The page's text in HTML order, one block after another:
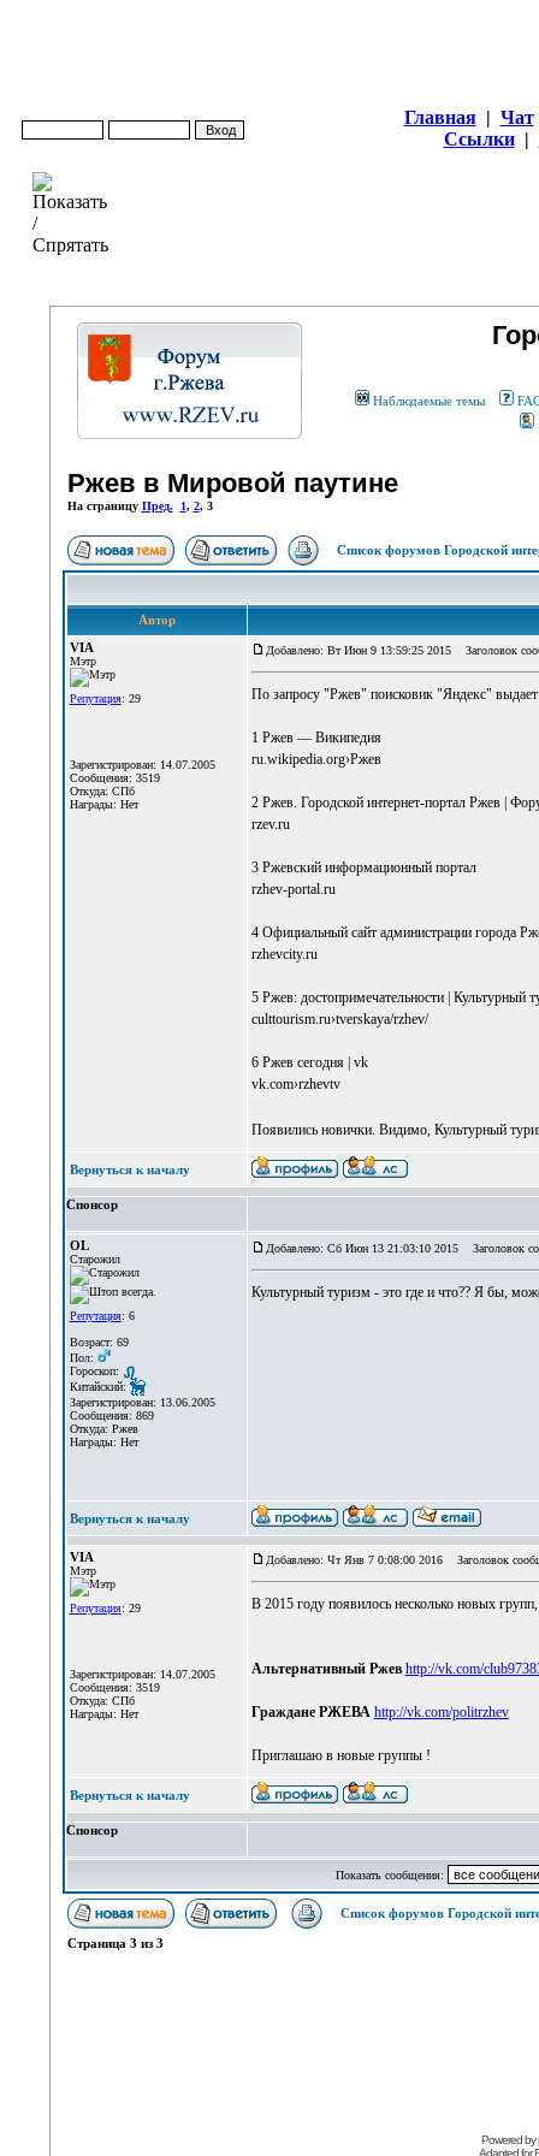
Главная | Чат
Ссылки |
Наблюдаемые темы
Ржев в Мировой паутине
На страницу Пред. 1, 2, 3
Список форумов Городской
Автор
VIA
Мэтр
Репутация: 29
Зарегистрирован: 14.07.2005
Сообщения: 3519
Откуда: СПб
Награды: Нет
Добавлено: Вт Июн 9 13:59:25 2015 Заголовок
По запросу "Ржев" поисковик "Яндекс" выдает
1 Ржев — Википедия
ru.wikipedia.org›Ржев
2 Ржев. Городской интернет-портал Ржев |
rzev.ru
3 Ржевский информационный портал
rzhev-portal.ru
4 Официальный сайт администрации города
rzhevcity.ru
5 Ржев: достопримечательности | Культурный
culttourism.ru›tverskaya/rzhev/
6 Ржев сегодня | vk
vk.com›rzhevtv
Появились новички. Видимо, Культурный
Вернуться к началу
Спонсор
OL
Старожил
Репутация: 6
Возраст: 69
Пол:
Гороскоп:
Китайский:
Зарегистрирован: 13.06.2005
Сообщения: 869
Откуда: Ржев
Награды: Нет
Добавлено: Сб Июн 13 21:03:10 2015 Заголовок
Культурный туризм - это где и что?? Я бы,
Вернуться к началу
VIA
Мэтр
Репутация: 29
Зарегистрирован: 14.07.2005
Сообщения: 3519
Откуда: СПб
Награды: Нет
Добавлено: Чт Янв 7 0:08:00 2016 Заголовок
В 2015 году появилось несколько новых
Альтернативный Ржев http://vk.com/
Граждане РЖЕВА http://vk.com/politrzhev
Приглашаю в новые группы !
Вернуться к началу
Спонсор
Показать сообщения:
Список форумов Городской
Страница 3 из3
Powered by
Adapted for